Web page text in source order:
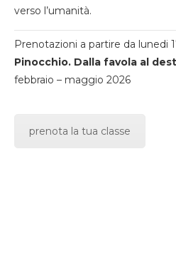
verso l’umanità.
Prenotazioni a partire da lunedi
Pinocchio. Dalla favola al
febbraio – maggio 2026
prenota la tua classe